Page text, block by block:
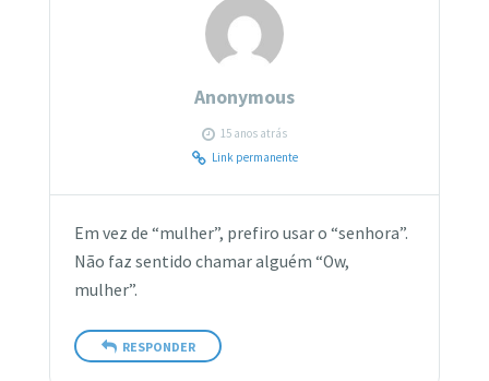
Anonymous
15 anos atrás
Link permanente
Em vez de “mulher”, prefiro usar o “senhora”.
Não faz sentido chamar alguém “Ow,
mulher”.
RESPONDER